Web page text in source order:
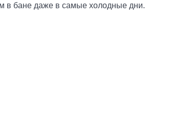
в бане даже в самые холодные дни.